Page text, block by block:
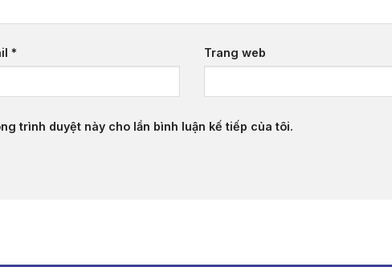
* Trang web
trình duyệt này cho lần bình luận kế tiếp của tôi.